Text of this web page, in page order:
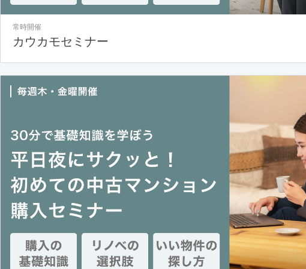
常時開催
カウカモセミナー